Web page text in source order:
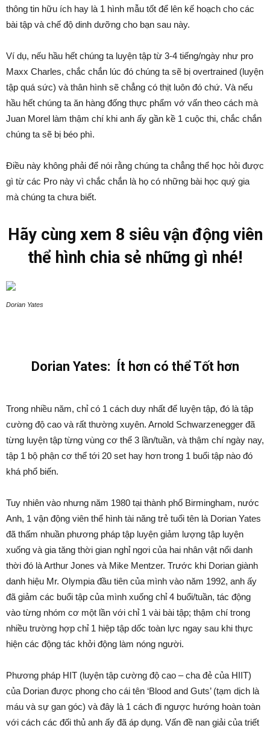
thông tin hữu ích hay là 1 hình mẫu tốt để lên kế hoạch cho các
bài tập và chế độ dinh dưỡng cho bạn sau này.
Ví dụ, nếu hầu hết chúng ta luyện tập từ 3-4 tiếng/ngày như pro
Maxx Charles, chắc chắn lúc đó chúng ta sẽ bị overtrained (luyện
tập quá sức) và thân hình sẽ chẳng có thịt luôn đó chứ. Và nếu
hầu hết chúng ta ăn hàng đống thực phẩm vớ vấn theo cách mà
Juan Morel làm thậm chí khi anh ấy gần kề 1 cuộc thi, chắc chắn
chúng ta sẽ bị béo phì.
Điều này không phải để nói rằng chúng ta chẳng thể học hỏi được
gì từ các Pro này vì chắc chắn là họ có những bài học quý gia
mà chúng ta chưa biết.
Hãy cùng xem 8 siêu vận động viên
thể hình chia sẻ những gì nhé!
Dorian Yates
Dorian Yates: Ít hơn có thể Tốt hơn
Trong nhiều năm, chỉ có 1 cách duy nhất để luyện tập, đó là tập
cường độ cao và rất thường xuyên. Arnold Schwarzenegger đã
từng luyện tập từng vùng cơ thể 3 lần/tuần, và thậm chí ngày nay,
tập 1 bộ phận cơ thể tới 20 set hay hơn trong 1 buổi tập nào đó
khá phổ biến.
Tuy nhiên vào nhưng năm 1980 tại thành phố Birmingham, nước
Anh, 1 vận động viên thể hình tài năng trẻ tuổi tên là Dorian Yates
đã thấm nhuần phương pháp tập luyện giảm lượng tập luyện
xuống và gia tăng thời gian nghỉ ngơi của hai nhân vật nổi danh
thời đó là Arthur Jones và Mike Mentzer. Trước khi Dorian giành
danh hiệu Mr. Olympia đầu tiên của mình vào năm 1992, anh ấy
đã giảm các buổi tập của mình xuống chỉ 4 buổi/tuần, tác động
vào từng nhóm cơ một lần với chỉ 1 vài bài tập; thậm chí trong
nhiều trường hợp chỉ 1 hiệp tập dốc toàn lực ngay sau khi thực
hiện các động tác khởi động làm nóng người.
Phương pháp HIT (luyện tập cường độ cao – cha đẻ của HIIT)
của Dorian được phong cho cái tên ‘Blood and Guts’ (tạm dịch là
máu và sự gan góc) và đây là 1 cách đi ngược hướng hoàn toàn
với cách các đối thủ anh ấy đã áp dụng. Vấn đề nan giải của triết